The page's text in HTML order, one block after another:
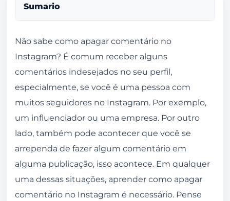
Sumario
Como apagar comentário no Instagram
iPhone e Android
Encontre a publicação e clique no ícone em
forma de balão.
Toque no botão de 3 pontinhos no canto
superior direito.
Em seguida, clique em gerenciar
comentários.
Selecione o comentário e toque em
excluir.
Não sabe como apagar comentário no
Instagram? É comum receber alguns
comentários indesejados no seu perfil,
especialmente, se você é uma pessoa com
muitos seguidores no Instagram. Por exemplo,
um influenciador ou uma empresa. Por outro
lado, também pode acontecer que você se
arrependa de fazer algum comentário em
alguma publicação, isso acontece. Em qualquer
uma dessas situações, aprender como apagar
comentário no Instagram é necessário. Pense